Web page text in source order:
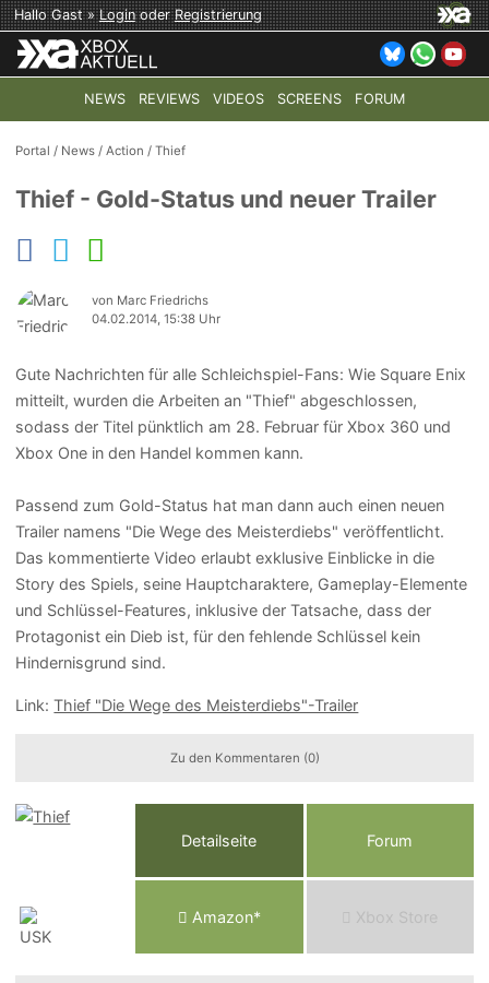
Hallo Gast »LoginoderRegistrierung
NEWS REVIEWS VIDEOS SCREENS FORUM
TOP-THEMEN: COD: MODERN WARFARE 4 HALO:
Portal / News /Action /Thief
Thief - Gold-Status und neuer Trailer
von Marc Friedrichs
04.02.2014, 15:38 Uhr
Gute Nachrichten für alle Schleichspiel-Fans: Wie Square Enix
mitteilt, wurden die Arbeiten an "Thief" abgeschlossen,
sodass der Titel pünktlich am 28. Februar für Xbox 360 und
Xbox One in den Handel kommen kann.
Passend zum Gold-Status hat man dann auch einen neuen
Trailer namens "Die Wege des Meisterdiebs" veröffentlicht.
Das kommentierte Video erlaubt exklusive Einblicke in die
Story des Spiels, seine Hauptcharaktere, Gameplay-Elemente
und Schlüssel-Features, inklusive der Tatsache, dass der
Protagonist ein Dieb ist, für den fehlende Schlüssel kein
Hindernisgrund sind.
Link:Thief "Die Wege des Meisterdiebs"-Trailer
Zu den Kommentaren (0)
Detailseite Forum
Amazon* Xbox Store